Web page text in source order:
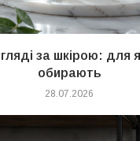
за шкірою: для
обирають
28.07.2026